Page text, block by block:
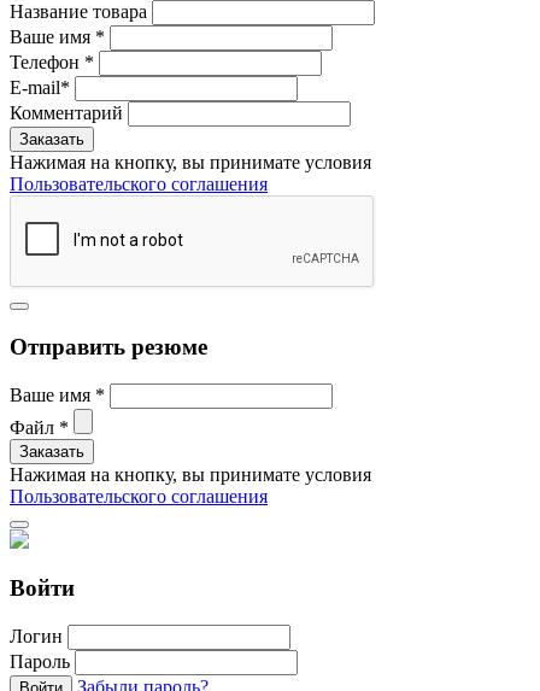
Название товара
Ваше имя *
Телефон *
E-mail*
Комментарий
Нажимая на кнопку, вы принимате условия
Пользовательского соглашения
Отправить резюме
Ваше имя *
Файл *
Нажимая на кнопку, вы принимате условия
Пользовательского соглашения
Войти
Логин
Пароль